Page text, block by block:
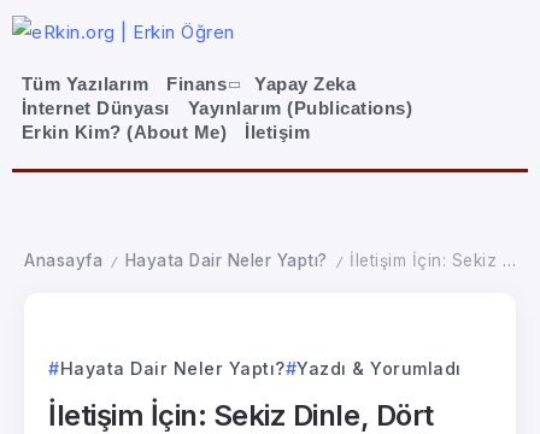
Tüm Yazılarım Finans
Yapay Zeka
İnternet Dünyası
Yayınlarım (Publications)
Erkin Kim? (About Me)
İletişim
Anasayfa / Hayata Dair Neler Yaptı? / İletişim İçin: Sekiz Dinle, Dört Oku, İki Düşün, Bir Konuş
Hayata Dair Neler Yaptı? Yazdı & Yorumladı
İletişim İçin: Sekiz Dinle, Dört